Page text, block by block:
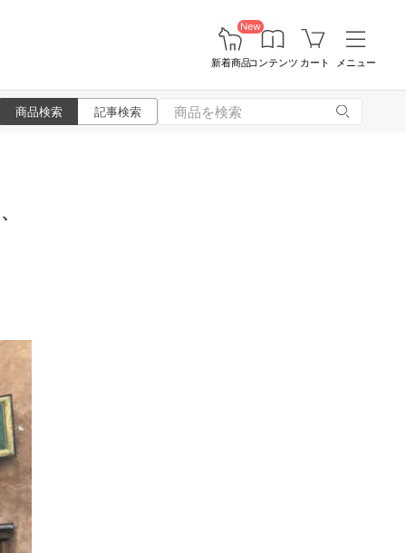
New
新着商品コンテンツ カート メニュー
商品検索 記事検索